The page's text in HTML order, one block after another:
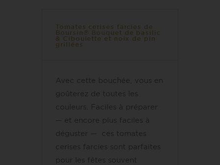
Tomates cerises farcies de
Boursin® Bouquet de basilic
& Ciboulette et noix de pin
grillées
Avec cette bouchée, vous en
goûterez de toutes les
couleurs. Faciles à préparer
— et encore plus faciles à
déguster — ces tomates
cerises farcies sont parfaites
pour les fêtes souvent